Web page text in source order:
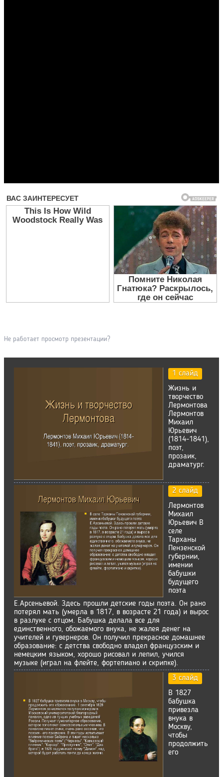
Не работает просмотр презентации?
1 слайд
Жизнь и
творчество
Лермонтова
Лермонтов
Михаил
Юрьевич
(1814-1841),
поэт,
прозаик,
драматург.
2 слайд
Лермонтов
Михаил
Юрьевич В
селе
Тарханы
Пензенской
губернии,
имении
бабушки
будущего
поэта
Е.Арсеньевой. Здесь прошли детские годы поэта. Он рано
потерял мать (умерла в 1817, в возрасте 21 года) и вырос
в разлуке с отцом. Бабушка делала все для
единственного, обожаемого внука, не жалея денег на
учителей и гувернеров. Он получил прекрасное домашнее
образование: с детства свободно владел французским и
немецким языком, хорошо рисовал и лепил, учился
музыке (играл на флейте, фортепиано и скрипке).
3 слайд
В 1827
бабушка
привезла
внука в
Москву,
чтобы
продолжить
его